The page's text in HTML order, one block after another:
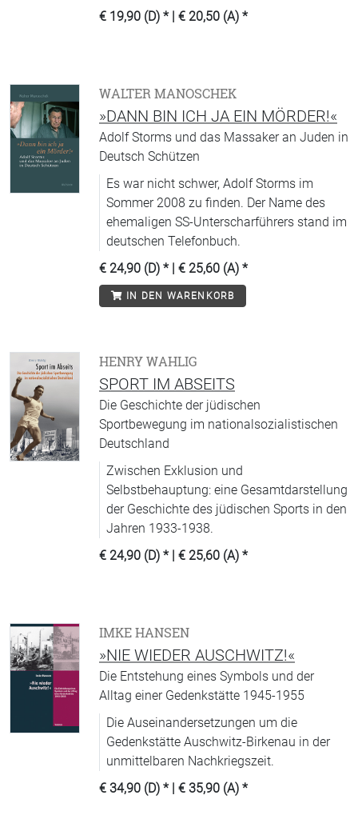
Widerständler?
€ 19,90 (D) * | € 20,50 (A) *
WALTER MANOSCHEK
»DANN BIN ICH JA EIN MÖRDER!«
Adolf Storms und das Massaker an Juden in
Deutsch Schützen
Es war nicht schwer, Adolf Storms im
Sommer 2008 zu finden. Der Name des
ehemaligen SS-Unterscharführers stand im
deutschen Telefonbuch.
€ 24,90 (D) * | € 25,60 (A) *
IN DEN WARENKORB
HENRY WAHLIG
SPORT IM ABSEITS
Die Geschichte der jüdischen
Sportbewegung im nationalsozialistischen
Deutschland
Zwischen Exklusion und
Selbstbehauptung: eine Gesamtdarstellung
der Geschichte des jüdischen Sports in den
Jahren 1933-1938.
€ 24,90 (D) * | € 25,60 (A) *
IMKE HANSEN
»NIE WIEDER AUSCHWITZ!«
Die Entstehung eines Symbols und der
Alltag einer Gedenkstätte 1945-1955
Die Auseinandersetzungen um die
Gedenkstätte Auschwitz-Birkenau in der
unmittelbaren Nachkriegszeit.
€ 34,90 (D) * | € 35,90 (A) *